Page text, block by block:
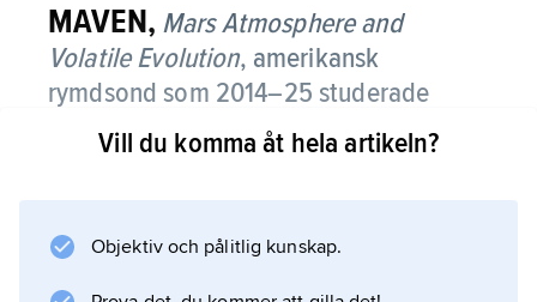
MAVEN, Mars Atmosphere and
Volatile Evolution, amerikansk
rymdsond som 2014–25 studerade
Marsövre atmosfär från omloppsbana
kring planeten.
Atlasraket
Vill du komma åt hela artikeln?
Objektiv och pålitlig kunskap.